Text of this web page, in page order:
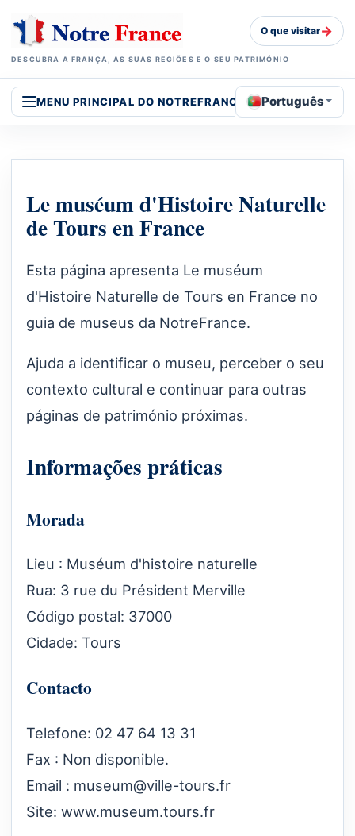
DESCUBRA A FRANÇA, AS SUAS REGIÕES E O SEU PATRIMÓNIO
O que visitar→
MENU PRINCIPAL DO NOTREFRANCE Português
Le muséum d'Histoire Naturelle
de Tours en France
Esta página apresenta Le muséum
d'Histoire Naturelle de Tours en France no
guia de museus da NotreFrance.
Ajuda a identificar o museu, perceber o seu
contexto cultural e continuar para outras
páginas de património próximas.
Informações práticas
Morada
Lieu : Muséum d'histoire naturelle
Rua: 3 rue du Président Merville
Código postal: 37000
Cidade: Tours
Contacto
Telefone: 02 47 64 13 31
Fax : Non disponible.
Email : museum@ville-tours.fr
Site: www.museum.tours.fr